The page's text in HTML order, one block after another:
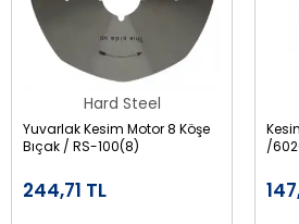
Hard Steel
Yuvarlak Kesim Motor 8 Köşe
Bıçak / RS-100(8)
244,71 TL
/